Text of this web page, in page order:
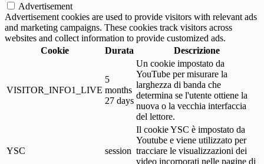
Advertisement
Advertisement cookies are used to provide visitors with relevant ads
and marketing campaigns. These cookies track visitors across
websites and collect information to provide customized ads.
Cookie
Durata Descrizione
VISITOR_INFO1_LIVE
5
months
27 days
Un cookie impostato da
YouTube per misurare la
larghezza di banda che
determina se l'utente ottiene la
nuova o la vecchia interfaccia
del lettore.
YSC session
Il cookie YSC è impostato da
Youtube e viene utilizzato per
tracciare le visualizzazioni dei
video incorporati nelle pagine di